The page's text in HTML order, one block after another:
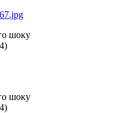
шоку
шоку